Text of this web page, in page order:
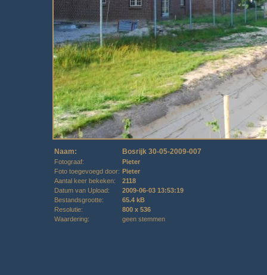
Naam: Bosrijk 30-05-2009-007
Fotograaf:
Pieter
Foto toegevoegd door: Pieter
Aantal keer bekeken:
2118
Datum van Upload:
2009-06-03 13:53:19
Bestandsgrootte:
65.4 kB
Resolutie:
800 x 536
Waardering:
geen stemmen